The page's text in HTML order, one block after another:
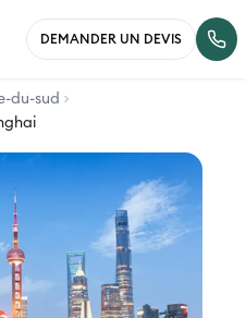
DEMANDER UN DEVIS
du-sud